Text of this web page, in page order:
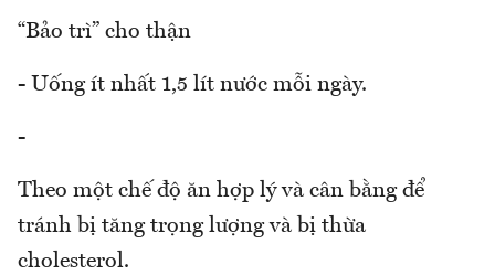
“Bảo trì” cho thận
- Uống ít nhất 1,5 lít nước mỗi ngày.
-
Theo một chế độ ăn hợp lý và cân bằng để
tránh bị tăng trọng lượng và bị thừa
cholesterol.